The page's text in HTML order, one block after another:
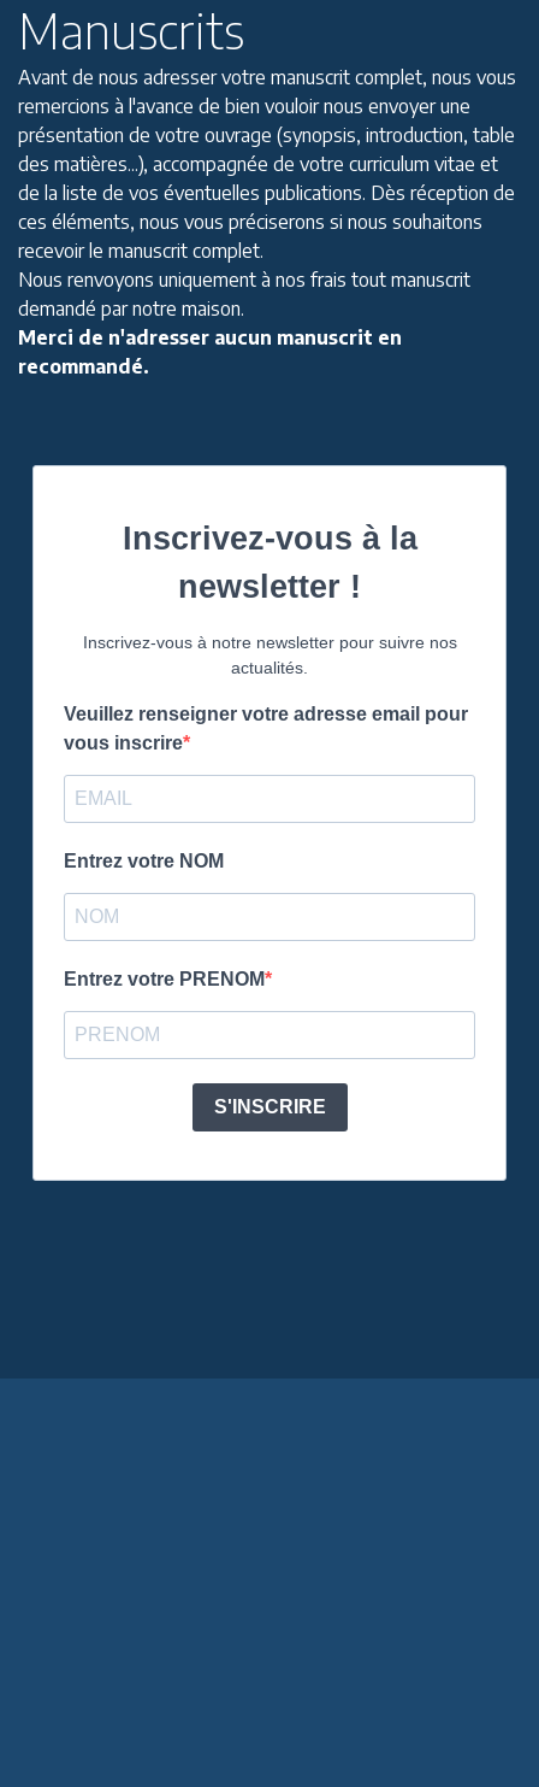
Manuscrits
Avant de nous adresser votre manuscrit complet, nous vous
remercions à l'avance de bien vouloir nous envoyer une
présentation de votre ouvrage (synopsis, introduction, table
des matières...), accompagnée de votre curriculum vitae et
de la liste de vos éventuelles publications. Dès réception de
ces éléments, nous vous préciserons si nous souhaitons
recevoir le manuscrit complet.
Nous renvoyons uniquement à nos frais tout manuscrit
demandé par notre maison.
Merci de n'adresser aucun manuscrit en
recommandé.
Inscrivez-vous à la
newsletter !
Inscrivez-vous à notre newsletter pour suivre nos
actualités.
Veuillez renseigner votre adresse email pour
vous inscrire
Entrez votre NOM
Entrez votre PRENOM
S'INSCRIRE